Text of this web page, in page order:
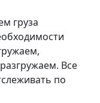
груза
Все
по